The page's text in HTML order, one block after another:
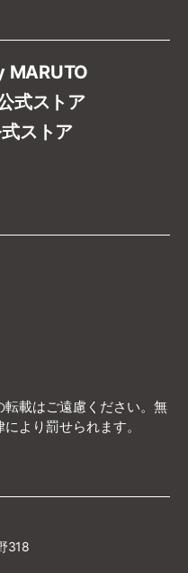
MARUTO
式ストア
ストア
載はご遠慮ください。無
より罰せられます。
318